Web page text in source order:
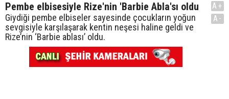
Pembe elbisesiyle Rize'nin 'Barbie Abla'sı oldu
Giydiği pembe elbiseler sayesinde çocukların yoğun
sevgisiyle karşılaşarak kentin neşesi haline geldi ve
Rize’nin ‘Barbie ablası’ oldu.
A+
A-